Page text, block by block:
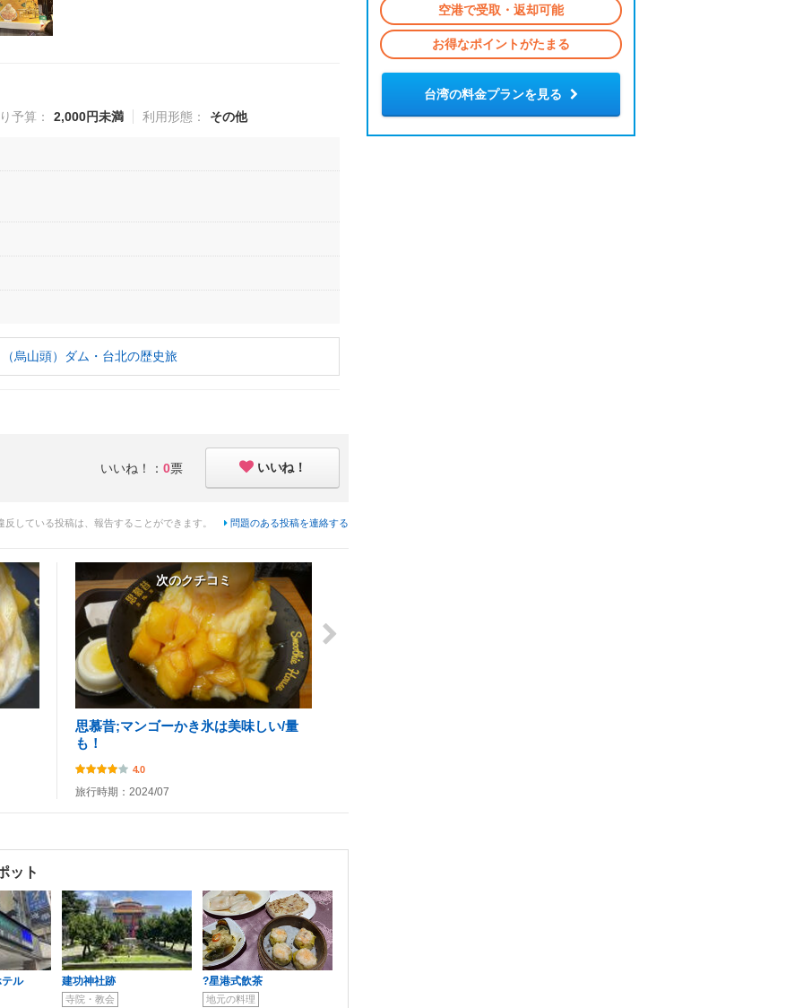
予算： 2,000円未満 利用形態： その他
烏山頭）ダム・台北の歴史旅
いいね！： 0票 いいね！
反している投稿は、報告することができます。 問題のある投稿を連絡する
次のクチコミ
思慕昔;マンゴーかき氷は美味しい/量
も！
4.0
旅行時期：2024/07
ット
ル 建功神社跡
寺院・教会
?星港式飲茶
地元の料理
空港で受取・返却可能
お得なポイントがたまる
台湾の料金プランを見る